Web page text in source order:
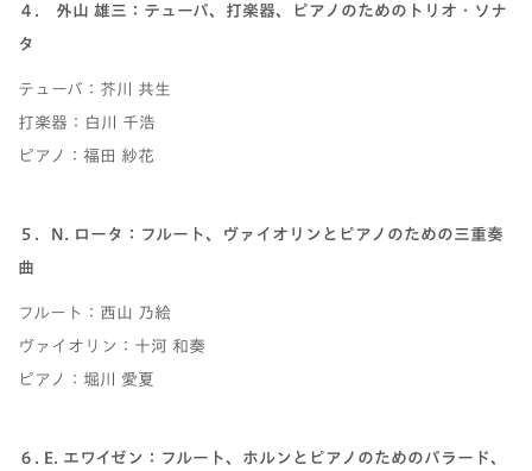
４． 外山 雄三：テューバ、打楽器、ピアノのためのトリオ・ソナ
タ
テューバ：芥川 共生
打楽器：白川 千浩
ピアノ：福田 紗花
５．N. ロータ：フルート、ヴァイオリンとピアノのための三重奏
曲
フルート：西山 乃絵
ヴァイオリン：十河 和奏
ピアノ：堀川 愛夏
６. E. エワイゼン：フルート、ホルンとピアノのためのバラード、